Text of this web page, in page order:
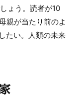
ょう。読者が10
親が当たり前のよ
たい。人類の未来